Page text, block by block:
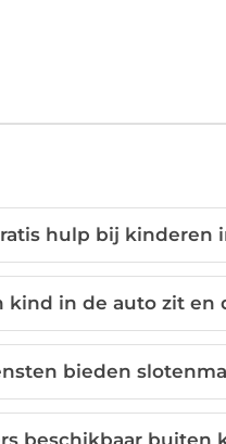
hulp bij kinderen
kind in de auto zit en
bieden
beschikbaar buiten